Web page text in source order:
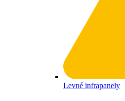
Levné infrapanely